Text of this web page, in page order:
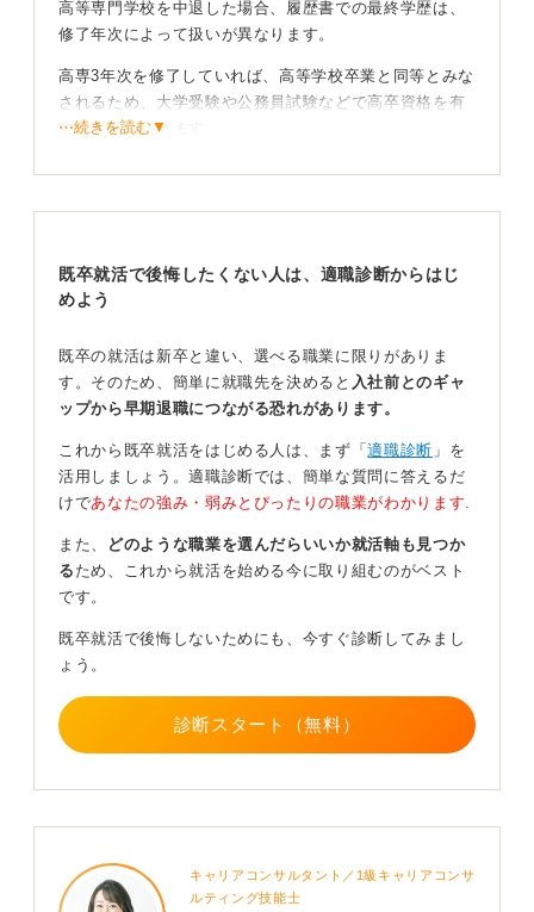
高等専門学校を中退した場合、履歴書での最終学歴は、
修了年次によって扱いが異なります。
高専3年次を修了していれば、高等学校卒業と同等とみな
されるため、大学受験や公務員試験などで高卒資格を有
すると認められます。
一方、3年次未満で中退した場合は、高専入学前の最終学
ただし、在籍期間中に得た専門分野の知識や実習経験、
取得単位などがある場合は、履歴書の学歴欄や職歴欄に
ールできます。
就職活動では、中退理由を前向きに説明することが大切
です。
「自分の適性や将来の目標を見直すため」「より実践的
な環境でスキルを身につけたかったため」などの理由
は、企業にも理解されやすく、ネガティブな印象にはな
りにくいでしょう。
ト経験、資格取得などを具体的に伝えることで、実力や
のづくり分野では、学歴よりも実践力やスキルが重視さ
⋯続きを読む▼
既卒就活で後悔したくない人は、適職診断からはじ
めよう
既卒の就活は新卒と違い、選べる職業に限りがありま
す。そのため、簡単に就職先を決めると 入社前とのギャ
ップから早期退職につながる恐れがあります。
これから既卒就活をはじめる人は、まず「適職診断 」を
活用しましょう。適職診断では、簡単な質問に答えるだ
けであなたの強み・弱みとぴったりの職業がわかります.
また、
どのような職業を選んだらいいか就活軸も見つか
る ため、これから就活を始める今に取り組むのがベスト
です。
既卒就活で後悔しないためにも、今すぐ診断してみまし
ょう。
診断スタート（無料）
キャリアコンサルタント／1級キャリアコンサ
ルティング技能士